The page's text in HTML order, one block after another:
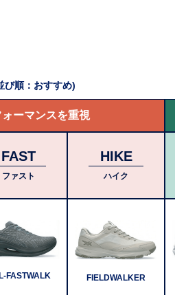
び順：おすすめ)
ーマンスを重視
FAST
ファスト
HIKE
ハイク
FASTWALK FIELDWALKER